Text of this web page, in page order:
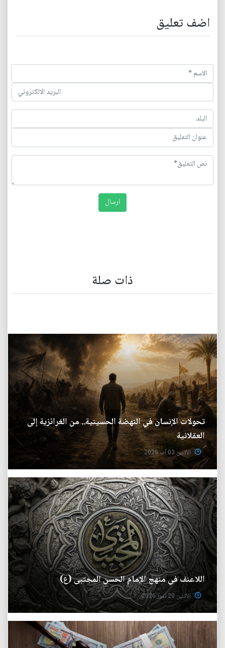
اضف تعليق
ذات صلة
تحولات الإنسان في النهضة الحسينية.. من الغرائزية إلى
العقلانية
الأثنين 03 آب 2026
اللاعنف في منهج الإمام الحسن المجتبى (ع)
الأثنين 20 تموز 2026